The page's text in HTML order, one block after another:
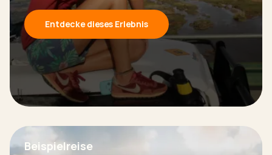
Entdecke dieses Erlebnis
Beispielreise